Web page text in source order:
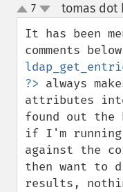
up
down
7 tomas dot
It has been
comments
?> always
attributes
found out the
if I'm running
against the
then want to
results,